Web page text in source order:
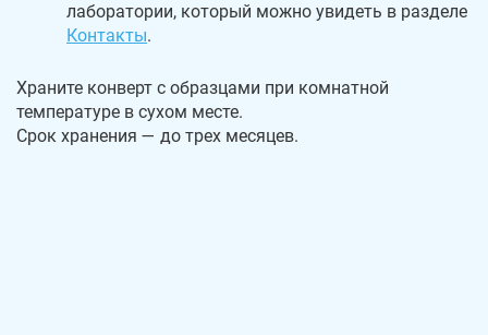
лаборатории, который можно увидеть в разделе
Контакты.
Храните конверт с образцами при комнатной
температуре в сухом месте.
Срок хранения — до трех месяцев.